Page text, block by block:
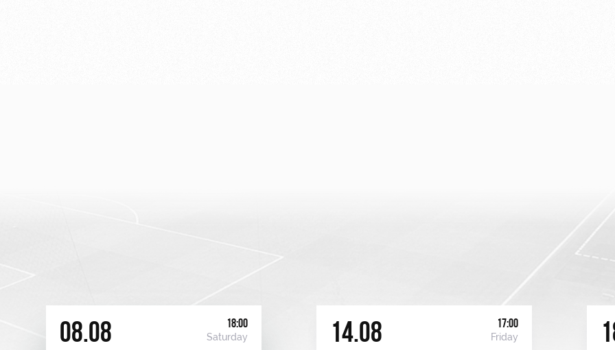
08.08 18:00
Saturday 14.08 17:00
Friday